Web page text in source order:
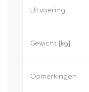
Uitvoering:
Gewicht [kg]
Opmerkingen